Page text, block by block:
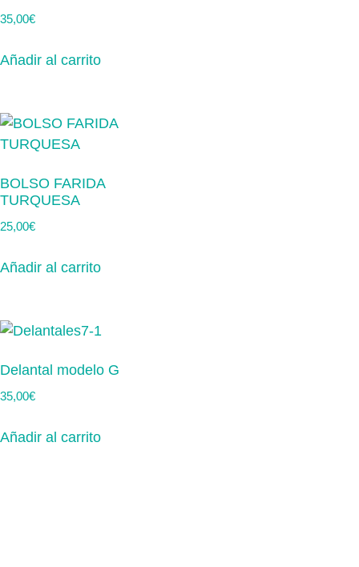
35,00€
Añadir al carrito
BOLSO FARIDA
TURQUESA
25,00€
Añadir al carrito
Delantal modelo G
35,00€
Añadir al carrito